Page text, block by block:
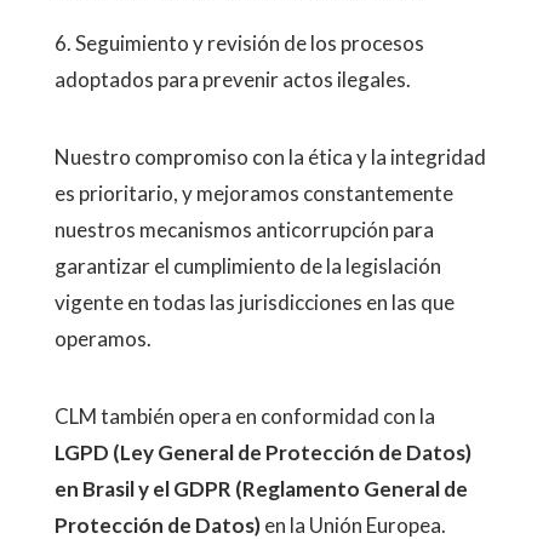
6. Seguimiento y revisión de los procesos
adoptados para prevenir actos ilegales.
Nuestro compromiso con la ética y la integridad
es prioritario, y mejoramos constantemente
nuestros mecanismos anticorrupción para
garantizar el cumplimiento de la legislación
vigente en todas las jurisdicciones en las que
operamos.
CLM también opera en conformidad con la
LGPD (Ley General de Protección de Datos)
en Brasil y el GDPR (Reglamento General de
Protección de Datos)en la Unión Europea.